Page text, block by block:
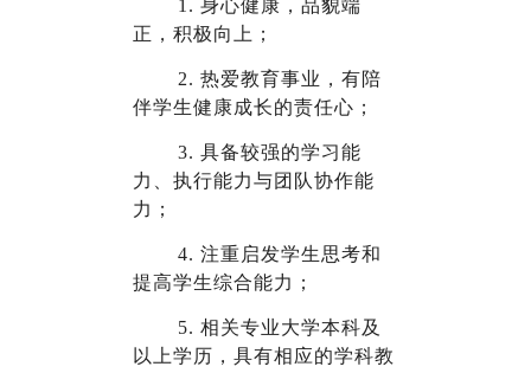
1. 身心健康，品貌端
正，积极向上；
2. 热爱教育事业，有陪
伴学生健康成长的责任心；
3. 具备较强的学习能
力、执行能力与团队协作能
力；
4. 注重启发学生思考和
提高学生综合能力；
5. 相关专业大学本科及
以上学历，具有相应的学科教